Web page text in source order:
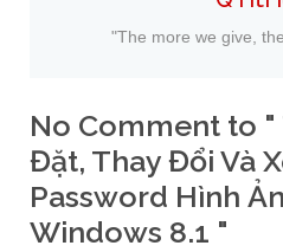
"The more we give,
No Comment to "
Đặt, Thay Đổi Và
Password Hình
Windows 8.1 "